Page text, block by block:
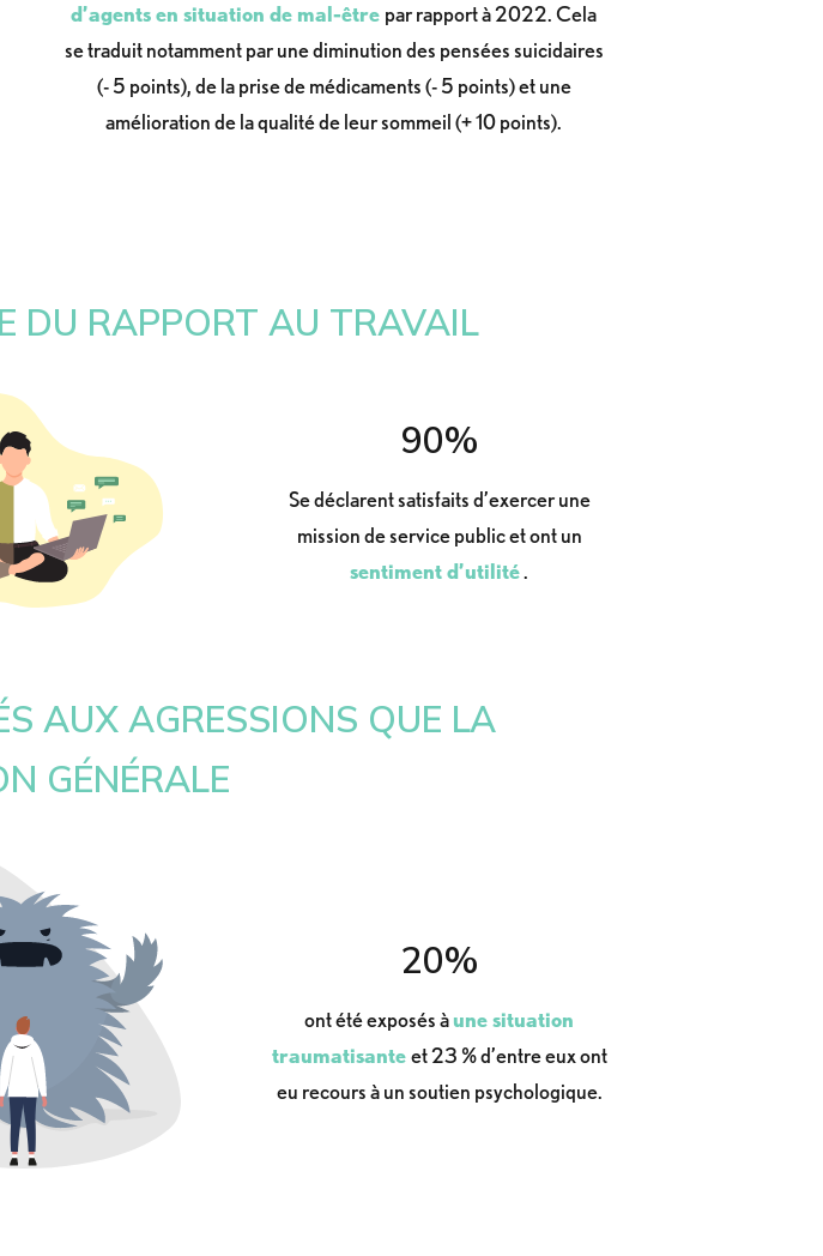
d’agents en situation de mal-être par rapport à 2022. Cela
se traduit notamment par une diminution des pensées suicidaires
(- 5 points), de la prise de médicaments (- 5 points) et une
amélioration de la qualité de leur sommeil (+ 10 points).
DU RAPPORT AU TRAVAIL
90%
Se déclarent satisfaits d’exercer une
mission de service public et ont un
sentiment d’utilité.
AUX AGRESSIONS QUE LA
GÉNÉRALE
20%
ont été exposés àune situation
traumatisanteet 23 % d’entre eux ont
eu recours à un soutien psychologique.